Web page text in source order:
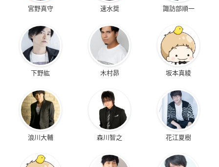
宮野真守 速水奨 諏訪部順一
下野紘 木村昴 坂本真綾
浪川大輔 森川智之 花江夏樹